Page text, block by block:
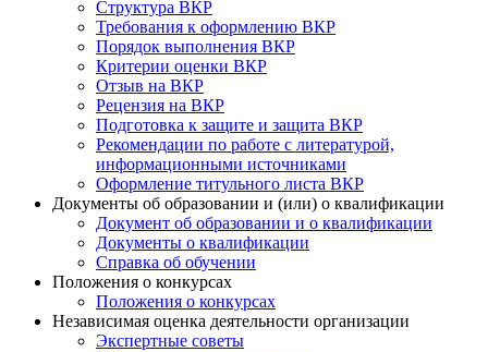
Структура ВКР
Требования к оформлению ВКР
Порядок выполнения ВКР
Критерии оценки ВКР
Отзыв на ВКР
Рецензия на ВКР
Подготовка к защите и защита ВКР
Рекомендации по работе с литературой,
информационными источниками
Оформление титульного листа ВКР
Документы об образовании и (или) о квалификации
Документ об образовании и о квалификации
Документы о квалификации
Справка об обучении
Положения о конкурсах
Положения о конкурсах
Независимая оценка деятельности организации
Экспертные советы